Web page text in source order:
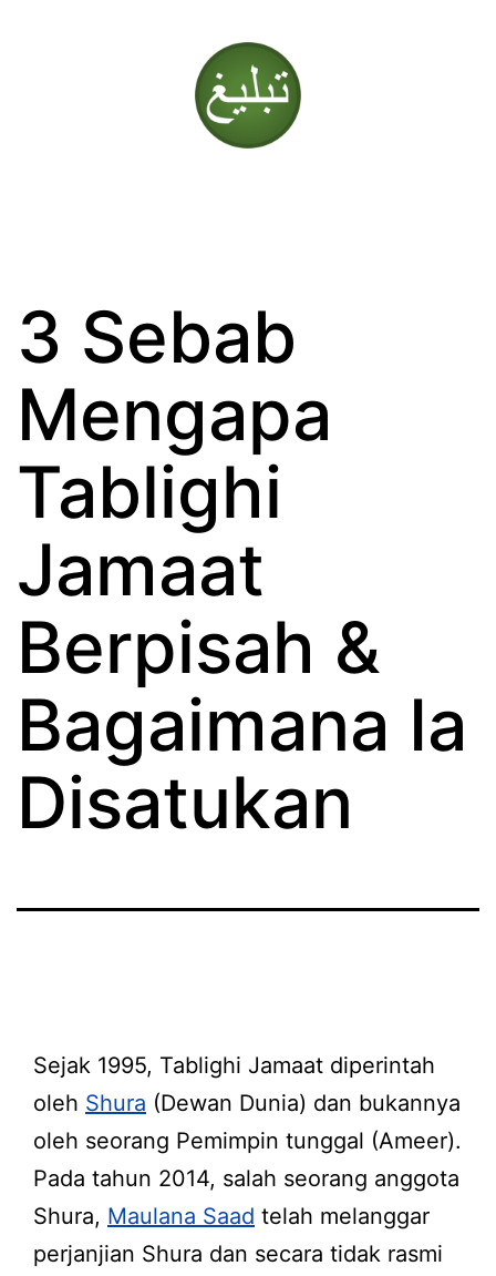
3 Sebab
Mengapa
Tablighi
Jamaat
Berpisah &
Bagaimana Ia
Disatukan
Sejak 1995, Tablighi Jamaat diperintah
oleh Shura (Dewan Dunia) dan bukannya
oleh seorang Pemimpin tunggal (Ameer).
Pada tahun 2014, salah seorang anggota
Shura, Maulana Saad telah melanggar
perjanjian Shura dan secara tidak rasmi